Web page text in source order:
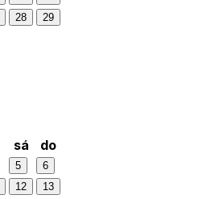
28
29
sá do
5
6
12
13